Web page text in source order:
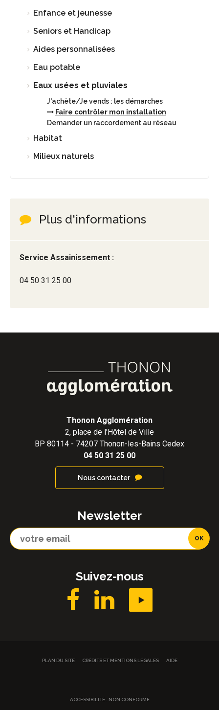
Enfance et jeunesse
Seniors et Handicap
Aides personnalisées
Eau potable
Eaux usées et pluviales
J'achète/Je vends : les démarches
Faire contrôler mon installation
Demander un raccordement au réseau
Habitat
Milieux naturels
Plus d'informations
Service Assainissement :
04 50 31 25 00
Thonon Agglomération
2, place de l'Hôtel de Ville
BP 80114 - 74207 Thonon-les-Bains Cedex
04 50 31 25 00
Nous contacter
Newsletter
Suivez-nous
PLAN DU SITE CRÉDITS ET MENTIONS LÉGALES AIDE
ACCESSIBILITÉ : NON CONFORME